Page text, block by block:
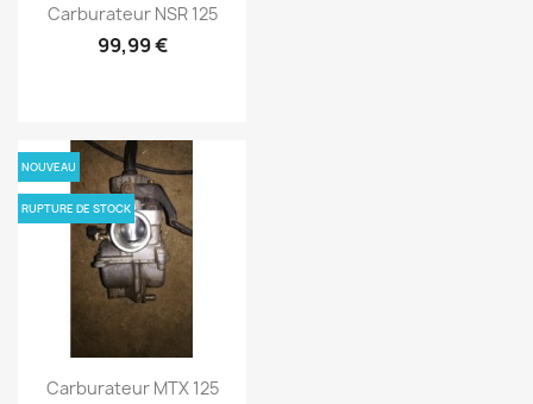
Carburateur NSR 125
99,99 €
Carburateur MTX 125
NOUVEAU
RUPTURE DE STOCK